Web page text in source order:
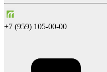
+7 (959) 105-00-00